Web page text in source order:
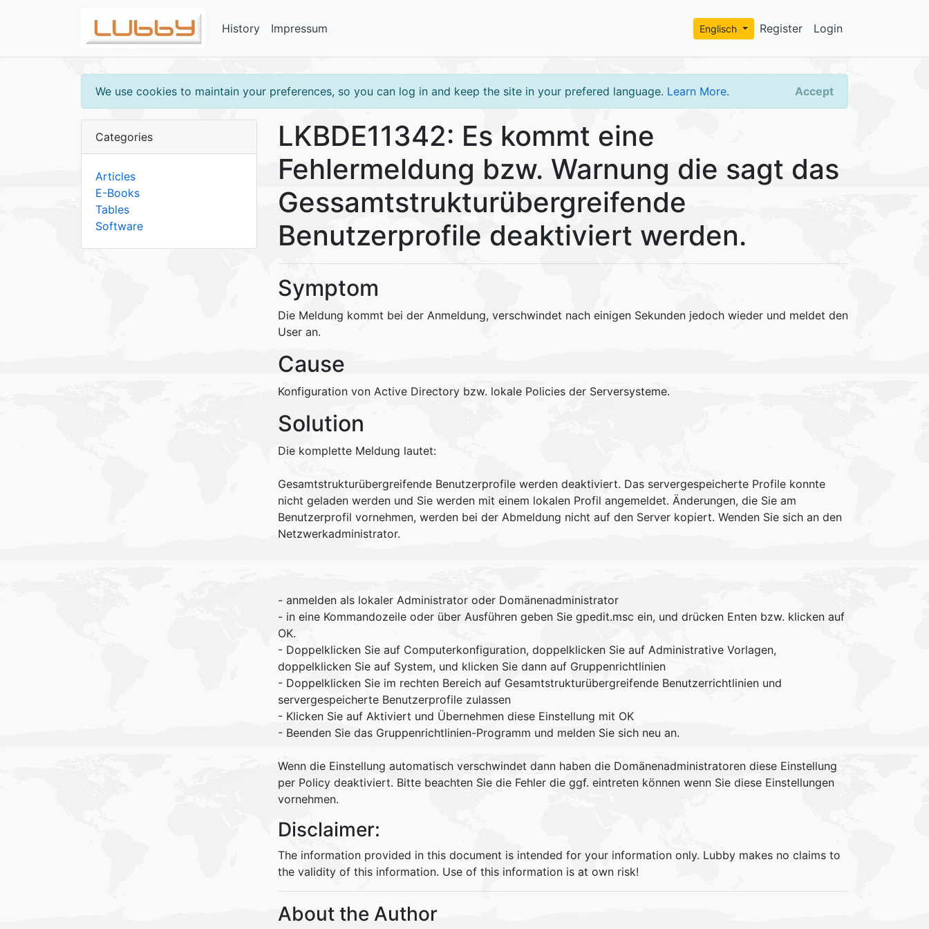
Register Login
Englisch
History Impressum
We use cookies to maintain your preferences, so you can log in and keep the site in your prefered language. Learn More. Accept
Categories
Articles
E-Books
Tables
Software
LKBDE11342: Es kommt eine
Fehlermeldung bzw. Warnung die sagt das
Gessamtstrukturübergreifende
Benutzerprofile deaktiviert werden.
Symptom
Die Meldung kommt bei der Anmeldung, verschwindet nach einigen Sekunden jedoch wieder und meldet den
User an.
Cause
Konfiguration von Active Directory bzw. lokale Policies der Serversysteme.
Solution
Die komplette Meldung lautet:
Gesamtstrukturübergreifende Benutzerprofile werden deaktiviert. Das servergespeicherte Profile konnte
nicht geladen werden und Sie werden mit einem lokalen Profil angemeldet. Änderungen, die Sie am
Benutzerprofil vornehmen, werden bei der Abmeldung nicht auf den Server kopiert. Wenden Sie sich an den
Netzwerkadministrator.
- anmelden als lokaler Administrator oder Domänenadministrator
- in eine Kommandozeile oder über Ausführen geben Sie gpedit.msc ein, und drücken Enten bzw. klicken auf
OK.
- Doppelklicken Sie auf Computerkonfiguration, doppelklicken Sie auf Administrative Vorlagen,
doppelklicken Sie auf System, und klicken Sie dann auf Gruppenrichtlinien
- Doppelklicken Sie im rechten Bereich auf Gesamtstrukturübergreifende Benutzerrichtlinien und
servergespeicherte Benutzerprofile zulassen
- Klicken Sie auf Aktiviert und Übernehmen diese Einstellung mit OK
- Beenden Sie das Gruppenrichtlinien-Programm und melden Sie sich neu an.
Wenn die Einstellung automatisch verschwindet dann haben die Domänenadministratoren diese Einstellung
per Policy deaktiviert. Bitte beachten Sie die Fehler die ggf. eintreten können wenn Sie diese Einstellungen
vornehmen.
Disclaimer:
The information provided in this document is intended for your information only. Lubby makes no claims to
the validity of this information. Use of this information is at own risk!
About the Author